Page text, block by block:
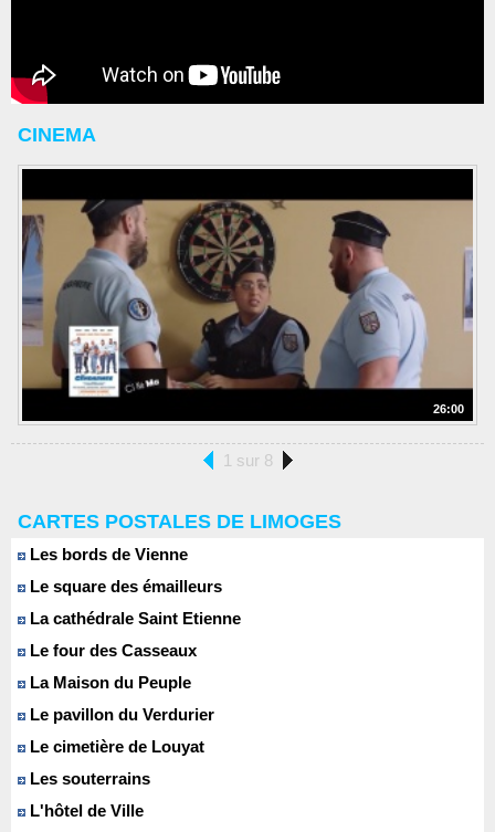
CINEMA
26:00
1 sur 8
CARTES POSTALES DE LIMOGES
Les bords de Vienne
Le square des émailleurs
La cathédrale Saint Etienne
Le four des Casseaux
La Maison du Peuple
Le pavillon du Verdurier
Le cimetière de Louyat
Les souterrains
L'hôtel de Ville